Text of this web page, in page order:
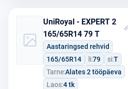
UniRoyal - EXPERT 2
165/65R14 79 T
Aastaringsed rehvid
165/65R14
li:79 si:T
Tarne:Alates 2 tööpäeva
Laos:4 tk